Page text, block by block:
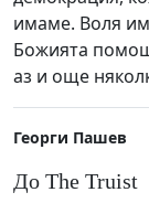
имаме. Воля
Божията
аз и още
Георги Пашев
До The Truist